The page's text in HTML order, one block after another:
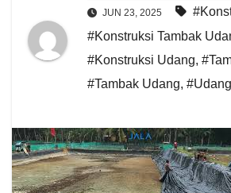
JUN 23, 2025
#Konstruksi Tambak
#Konstruksi Udang,
#Tambak Udang, #Udang